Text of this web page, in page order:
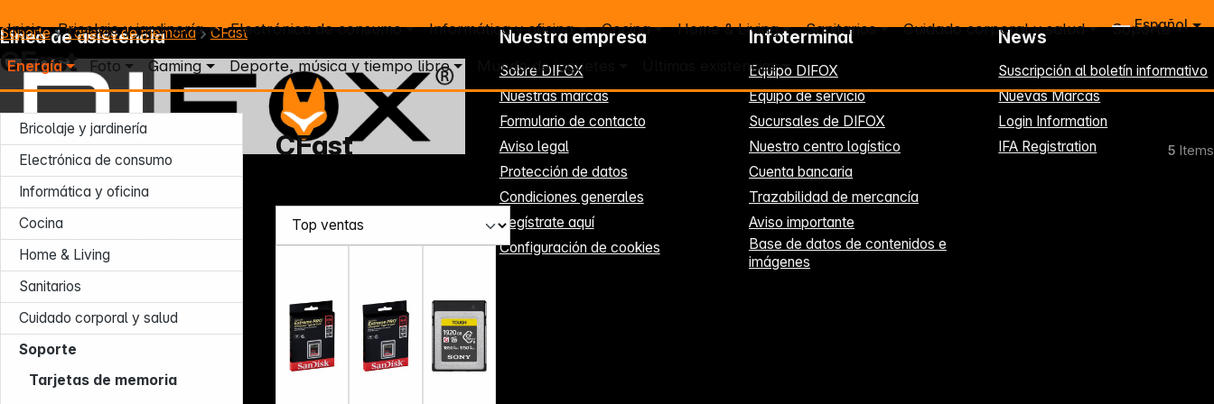
Español
Inicio Bricolaje y jardinería Electrónica de consumo Informática y oficina Cocina Home & Living Sanitarios Cuidado corporal y salud Soporte
Energía Foto Gaming Deporte, música y tiempo libre Mundo de juguetes Últimas existencias
Soporte Tarjetas de memoria CFast
CFast
Bricolaje y jardinería
Electrónica de consumo
Informática y oficina
Cocina
Home & Living
Sanitarios
Cuidado corporal y salud
Soporte
Tarjetas de memoria
CFast 5 Items
Línea de asistencia
Lun – Jue: 7:30 – 16:30 (CET)
Vie: 7:30 – 13:30 (CET)
Tel.: +49 931 9708 - 466
E-mail: info@difox.com
Nuestra empresa
Sobre DIFOX
Nuestras marcas
Formulario de contacto
Aviso legal
Protección de datos
Condiciones generales
Regístrate aquí
Configuración de cookies
Infoterminal
Equipo DIFOX
Equipo de servicio
Sucursales de DIFOX
Nuestro centro logístico
Cuenta bancaria
Trazabilidad de mercancía
Aviso importante
Base de datos de contenidos e
imágenes
News
Suscripción al boletín informativo
Nuevas Marcas
Login Information
IFA Registration